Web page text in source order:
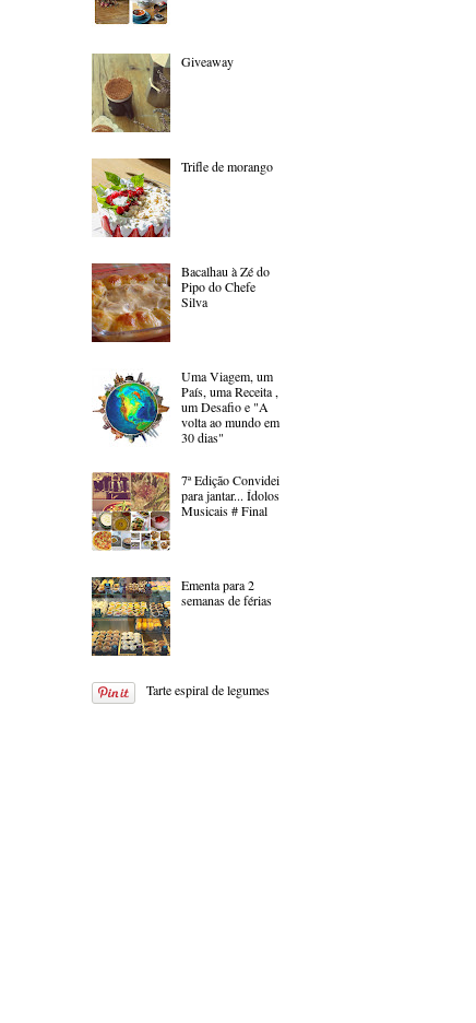
Giveaway
Trifle de morango
Bacalhau à Zé do
Pipo do Chefe
Silva
Uma Viagem, um
País, uma Receita ,
um Desafio e "A
volta ao mundo em
30 dias"
7ª Edição Convidei
para jantar... Ídolos
Musicais # Final
Ementa para 2
semanas de férias
Tarte espiral de legumes